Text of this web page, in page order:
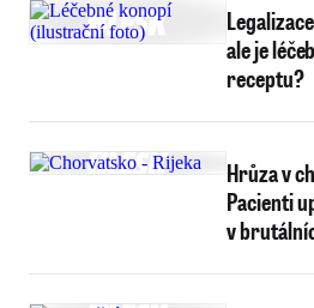
ale je
receptu?
Hrůza v
Pacienti
v